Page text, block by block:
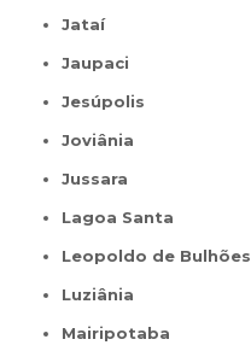
Jataí
Jaupaci
Jesúpolis
Joviânia
Jussara
Lagoa Santa
Leopoldo de Bulhões
Luziânia
Mairipotaba